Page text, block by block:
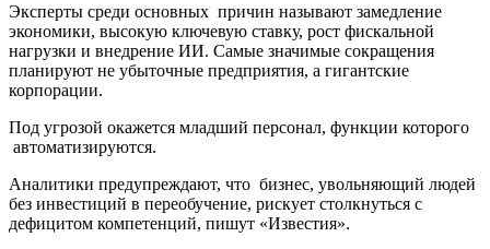
Эксперты среди основных причин называют замедление
экономики, высокую ключевую ставку, рост фискальной
нагрузки и внедрение ИИ. Самые значимые сокращения
планируют не убыточные предприятия, а гигантские
корпорации.
Под угрозой окажется младший персонал, функции которого
автоматизируются.
Аналитики предупреждают, что бизнес, увольняющий людей
без инвестиций в переобучение, рискует столкнуться с
дефицитом компетенций, пишут «Известия».